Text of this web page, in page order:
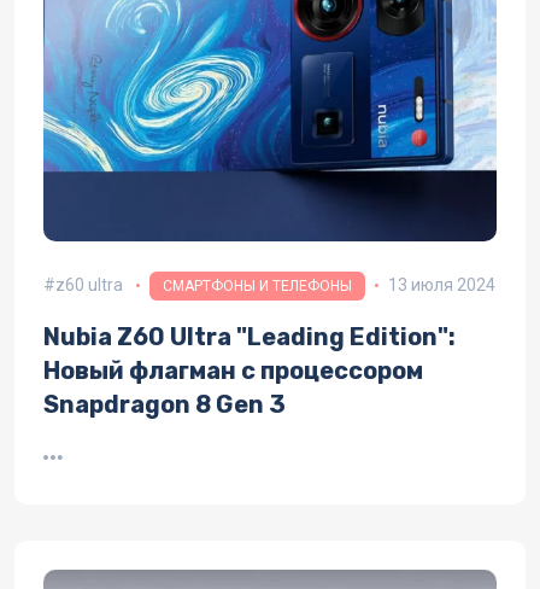
z60 ultra СМАРТФОНЫ И ТЕЛЕФОНЫ 13 июля 2024
Nubia Z60 Ultra "Leading Edition":
Новый флагман с процессором
Snapdragon 8 Gen 3